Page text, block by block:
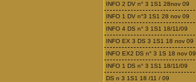
INFO 2 DV n° 3 1S1 28nov 09
INFO 1 DV n°3 1S1 28 nov 09
INFO 4 DS n° 3 1S1 18/11/09
INFO EX 3 DS 3 1S1 18 nov 09
INFO EX2 DS n° 3 1S 18 nov 09
INFO 1 DS n° 3 1S1 18/11/09
DS n 3 1S1 18 /11 / 09